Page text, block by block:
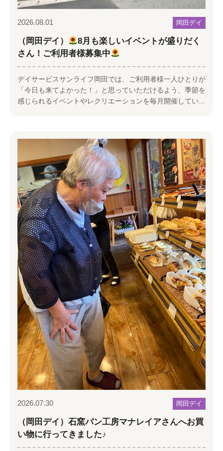
2026.08.01 岡田デイ
（岡田デイ）
8月も楽しいイベントが盛りだく
さん！ご利用者様募集中
デイサービスサンライフ岡田では、ご利用者様一人ひとりが
「今日も来てよかった！」と思っていただけるよう、季節を
感じられるイベントやレクリエーションを毎月開催してい...
2026.07.30 岡田デイ
（岡田デイ）石窯パン工房マナレイアさんへお買
い物に行ってきました♪